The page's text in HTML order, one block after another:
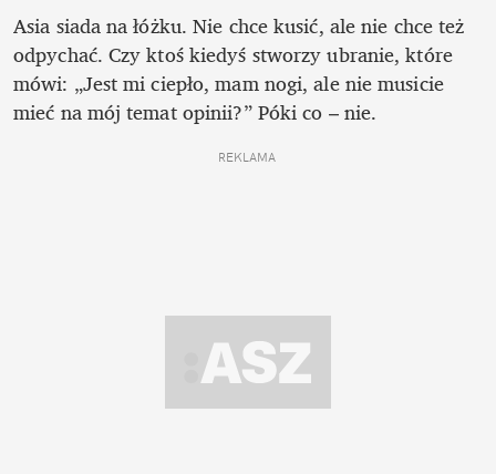
Asia siada na łóżku. Nie chce kusić, ale nie chce też
odpychać. Czy ktoś kiedyś stworzy ubranie, które
mówi: „Jest mi ciepło, mam nogi, ale nie musicie
mieć na mój temat opinii?” Póki co – nie.
REKLAMA